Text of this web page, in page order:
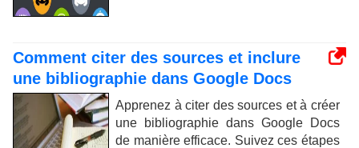
Comment citer des sources et inclure
une bibliographie dans Google Docs
Apprenez à citer des sources et à créer
une bibliographie dans Google Docs
de manière efficace. Suivez ces étapes